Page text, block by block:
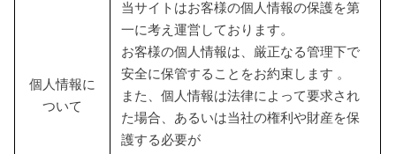
個人情報に
ついて
当サイトはお客様の個人情報の保護を第
一に考え運営しております。
お客様の個人情報は、厳正なる管理下で
安全に保管することをお約束します 。
また、個人情報は法律によって要求され
た場合、あるいは当社の権利や財産を保
護する必要が